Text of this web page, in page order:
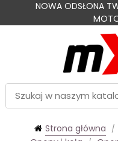
NOWA ODSŁONA
Strona główna